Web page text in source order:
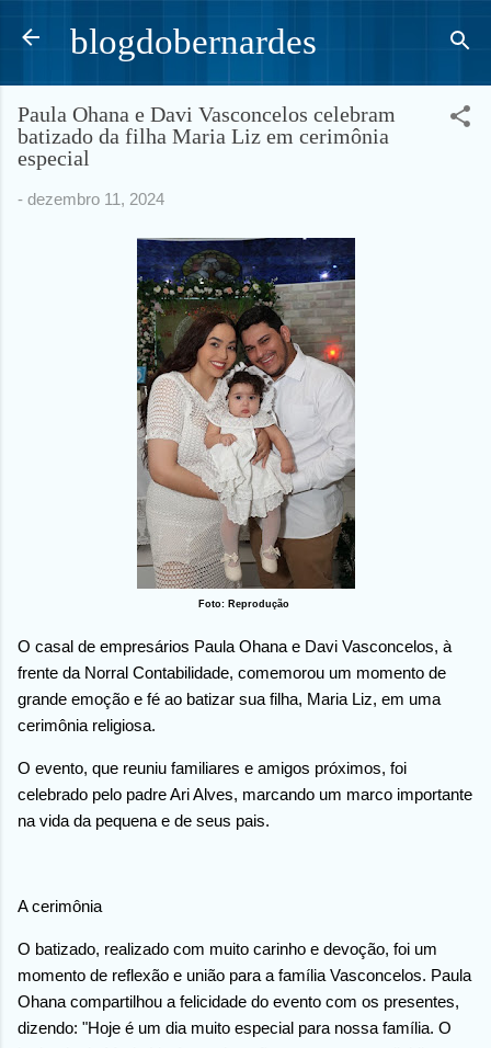
Pular para o conteúdo principal
blogdobernardes
Paula Ohana e Davi Vasconcelos celebram
batizado da filha Maria Liz em cerimônia
especial
- dezembro 11, 2024
Foto: Reprodução
O casal de empresários Paula Ohana e Davi Vasconcelos, à
frente da Norral Contabilidade, comemorou um momento de
grande emoção e fé ao batizar sua filha, Maria Liz, em uma
cerimônia religiosa.
O evento, que reuniu familiares e amigos próximos, foi
celebrado pelo padre Ari Alves, marcando um marco importante
na vida da pequena e de seus pais.
A cerimônia
O batizado, realizado com muito carinho e devoção, foi um
momento de reflexão e união para a família Vasconcelos. Paula
Ohana compartilhou a felicidade do evento com os presentes,
dizendo: "Hoje é um dia muito especial para nossa família. O